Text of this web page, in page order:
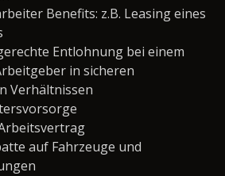
Benefits: z.B. Leasing eines
Entlohnung bei einem
in sicheren
Verhältnissen
auf Fahrzeuge und